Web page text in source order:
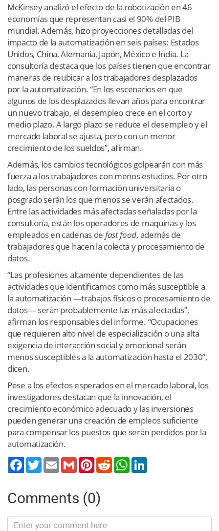
McKinsey analizó el efecto de la robotización en 46
economías que representan casi el 90% del PIB
mundial. Además, hizo proyecciones detalladas del
impacto de la automatización en seis países: Estados
Unidos, China, Alemania, Japón, México e India. La
consultoría destaca que los países tienen que encontrar
maneras de reubicar a los trabajadores desplazados
por la automatización. “En los escenarios en que
algunos de los desplazados llevan años para encontrar
un nuevo trabajo, el desempleo crece en el corto y
medio plazo. A largo plazo se reduce el desempleo y el
mercado laboral se ajusta, pero con un menor
crecimiento de los sueldos”, afirman.
Además, los cambios tecnológicos golpearán con más
fuerza a los trabajadores con menos estudios. Por otro
lado, las personas con formación universitaria o
posgrado serán los que menos se verán afectados.
Entre las actividades más afectadas señaladas por la
consultoría, están los operadores de maquinas y los
empleados en cadenas de fast food, además de
trabajadores que hacen la colecta y procesamiento de
datos.
“Las profesiones altamente dependientes de las
actividades que identificamos como más susceptible a
la automatización —trabajos físicos o procesamiento de
datos— serán probablemente las más afectadas”,
afirman los responsables del informe. “Ocupaciones
que requieren alto nivel de especialización o una alta
exigencia de interacción social y emocional serán
menos susceptibles a la automatización hasta el 2030”,
dicen.
Pese a los efectos esperados en el mercado laboral, los
investigadores destacan que la innovación, el
crecimiento económico adecuado y las inversiones
pueden generar una creación de empleos suficiente
para compensar los puestos que serán perdidos por la
automatización.
TwitterEmail Gmail PinterestReddit WhatsApp
Comments (0)